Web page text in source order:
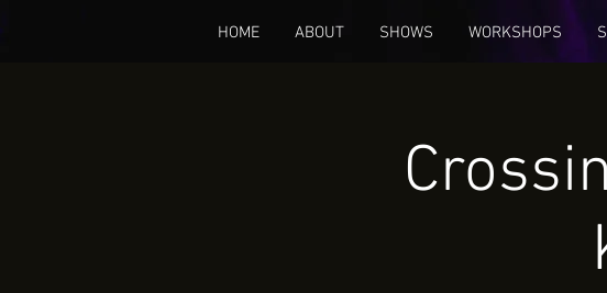
HOME ABOUT SHOWS WORKSHOPS